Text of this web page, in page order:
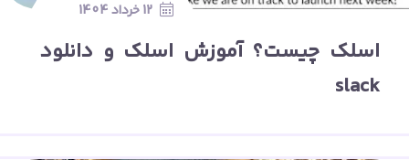
12 خرداد 1404
اسلک چیست؟ آموزش اسلک و دانلود
slack